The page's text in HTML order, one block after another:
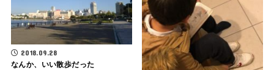
2018.09.28
なんか、いい散歩だった